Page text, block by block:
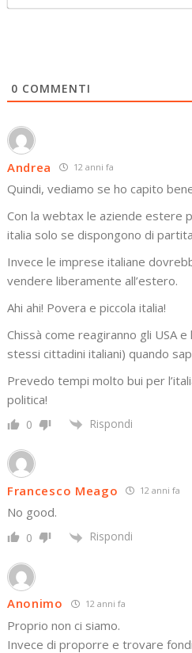
0 COMMENTI
Andrea 12 anni fa
Quindi, vediamo se ho capito
Con la webtax le aziende estere
italia solo se dispongono di
Invece le imprese italiane
vendere liberamente all’estero.
Ahi ahi! Povera e piccola italia!
Chissà come reagiranno gli USA
stessi cittadini italiani) quando
Prevedo tempi molto bui per
politica!
0 Rispondi
Francesco Meago 12 anni fa
No good.
0 Rispondi
Anonimo 12 anni fa
Proprio non ci siamo.
Invece di proporre e trovare